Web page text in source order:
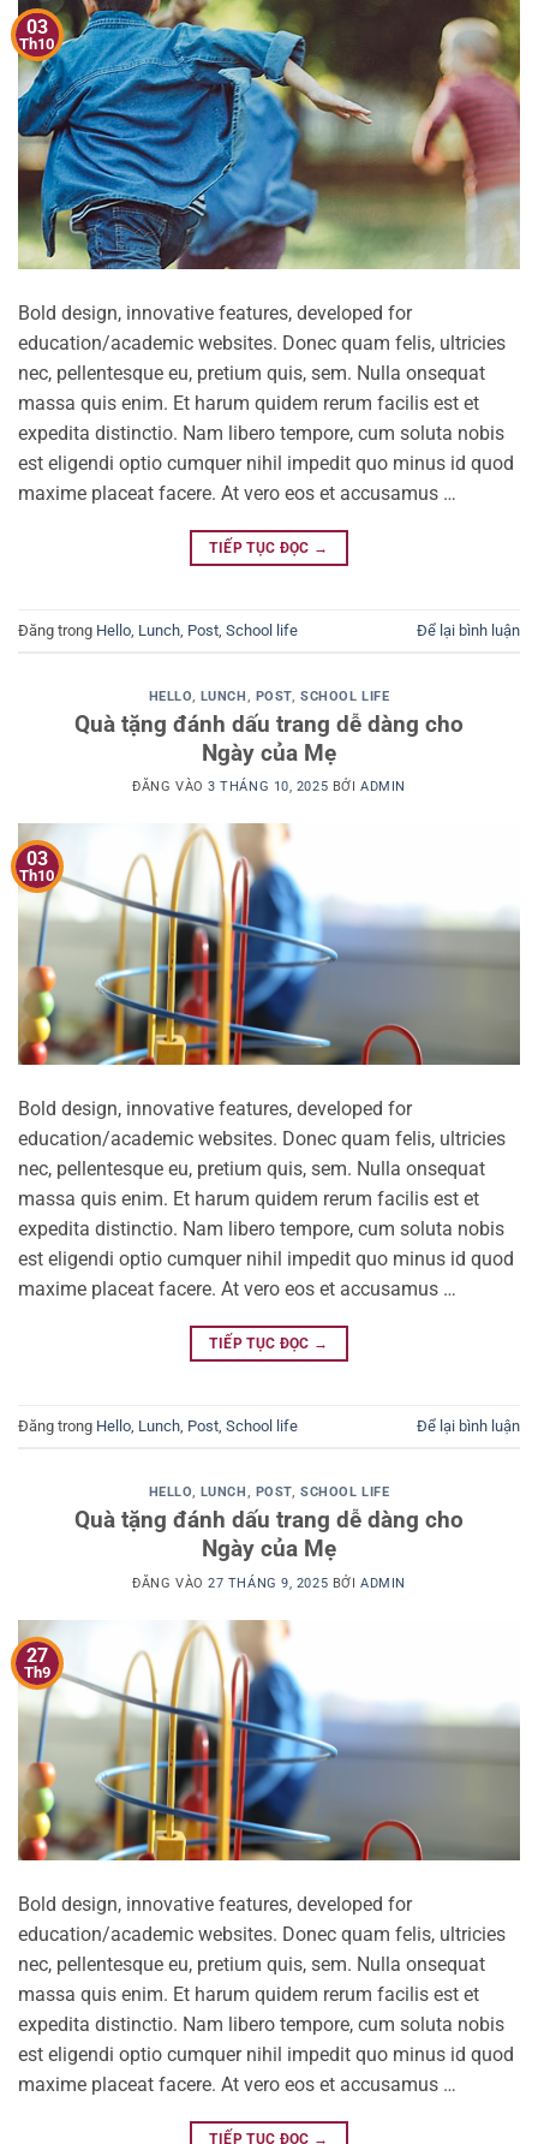
03
Th10
Bold design, innovative features, developed for
education/academic websites. Donec quam felis, ultricies
nec, pellentesque eu, pretium quis, sem. Nulla onsequat
massa quis enim. Et harum quidem rerum facilis est et
expedita distinctio. Nam libero tempore, cum soluta nobis
est eligendi optio cumquer nihil impedit quo minus id quod
maxime placeat facere. At vero eos et accusamus …
TIẾP TỤC ĐỌC →
Đăng trong Hello Lunch Post School life Để lại bình luận
HELLO, LUNCH , POST,SCHOOL LIFE
Quà tặng đánh dấu trang dễ dàng cho
Ngày của Mẹ
ĐĂNG VÀO3 THÁNG 10, 2025 BỞI ADMIN
03
Th10
Bold design, innovative features, developed for
education/academic websites. Donec quam felis, ultricies
nec, pellentesque eu, pretium quis, sem. Nulla onsequat
massa quis enim. Et harum quidem rerum facilis est et
expedita distinctio. Nam libero tempore, cum soluta nobis
est eligendi optio cumquer nihil impedit quo minus id quod
maxime placeat facere. At vero eos et accusamus …
TIẾP TỤC ĐỌC →
Đăng trong Hello Lunch Post School life Để lại bình luận
HELLO, LUNCH , POST,SCHOOL LIFE
Quà tặng đánh dấu trang dễ dàng cho
Ngày của Mẹ
ĐĂNG VÀO27 THÁNG 9, 2025 BỞI ADMIN
27
Th9
Bold design, innovative features, developed for
education/academic websites. Donec quam felis, ultricies
nec, pellentesque eu, pretium quis, sem. Nulla onsequat
massa quis enim. Et harum quidem rerum facilis est et
expedita distinctio. Nam libero tempore, cum soluta nobis
est eligendi optio cumquer nihil impedit quo minus id quod
maxime placeat facere. At vero eos et accusamus …
TIẾP TỤC ĐỌC →